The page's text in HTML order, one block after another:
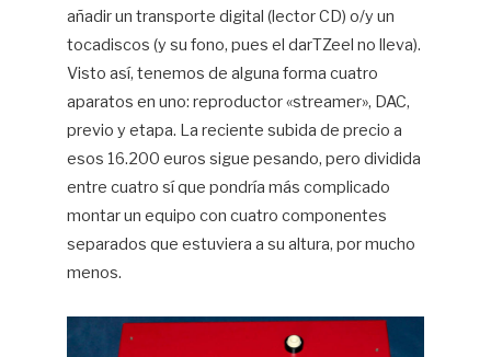
añadir un transporte digital (lector CD) o/y un
tocadiscos (y su fono, pues el darTZeel no lleva).
Visto así, tenemos de alguna forma cuatro
aparatos en uno: reproductor «streamer», DAC,
previo y etapa. La reciente subida de precio a
esos 16.200 euros sigue pesando, pero dividida
entre cuatro sí que pondría más complicado
montar un equipo con cuatro componentes
separados que estuviera a su altura, por mucho
menos.